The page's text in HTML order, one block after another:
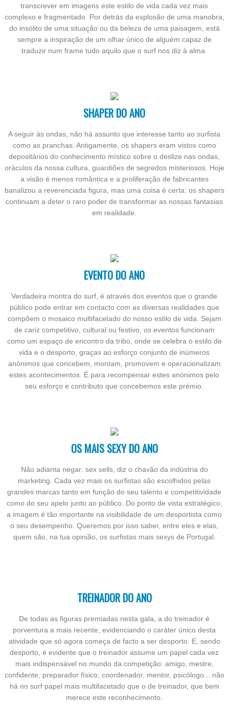
transcrever em imagens este estilo de vida cada vez mais
complexo e fragmentado. Por detrás da explosão de uma manobra,
do insólito de uma situação ou da beleza de uma paisagem, está
sempre a inspiração de um olhar único de alguém capaz de
traduzir num frame tudo aquilo que o surf nos diz à alma.
SHAPER DO ANO
A seguir às ondas, não há assunto que interesse tanto ao surfista
como as pranchas. Antigamente, os shapers eram vistos como
depositários do conhecimento místico sobre o deslize nas ondas,
oráculos da nossa cultura, guardiões de segredos misteriosos. Hoje
a visão é menos romântica e a proliferação de fabricantes
banalizou a reverenciada figura, mas uma coisa é certa: os shapers
continuam a deter o raro poder de transformar as nossas fantasias
em realidade.
EVENTO DO ANO
Verdadeira montra do surf, é através dos eventos que o grande
público pode entrar em contacto com as diversas realidades que
compõem o mosaico multifacetado do nosso estilo de vida. Sejam
de cariz competitivo, cultural ou festivo, os eventos funcionam
como um espaço de encontro da tribo, onde se celebra o estilo de
vida e o desporto, graças ao esforço conjunto de inúmeros
anónimos que concebem, montam, promovem e operacionalizam
estes acontecimentos. É para recompensar estes anónimos pelo
seu esforço e contributo que concebemos este prémio.
OS MAIS SEXY DO ANO
Não adianta negar: sex sells, diz o chavão da indústria do
marketing. Cada vez mais os surfistas são escolhidos pelas
grandes marcas tanto em função do seu talento e competitividade
como do seu apelo junto ao público. Do ponto de vista estratégico,
a imagem é tão importante na visibilidade de um desportista como
o seu desempenho. Queremos por isso saber, entre eles e elas,
quem são, na tua opinião, os surfistas mais sexys de Portugal.
TREINADOR DO ANO
De todas as figuras premiadas nesta gala, a do treinador é
porventura a mais recente, evidenciando o caráter único desta
atividade que só agora começa de facto a ser desporto. E, sendo
desporto, é evidente que o treinador assume um papel cada vez
mais indispensável no mundo da competição: amigo, mestre,
confidente, preparador físico, coordenador, mentor, psicólogo... não
há no surf papel mais multifacetado que o de treinador, que bem
merece este reconhecimento.